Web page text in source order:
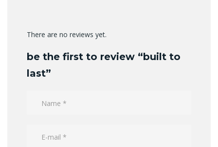
There are no reviews yet.
be the first to review “built to
last”